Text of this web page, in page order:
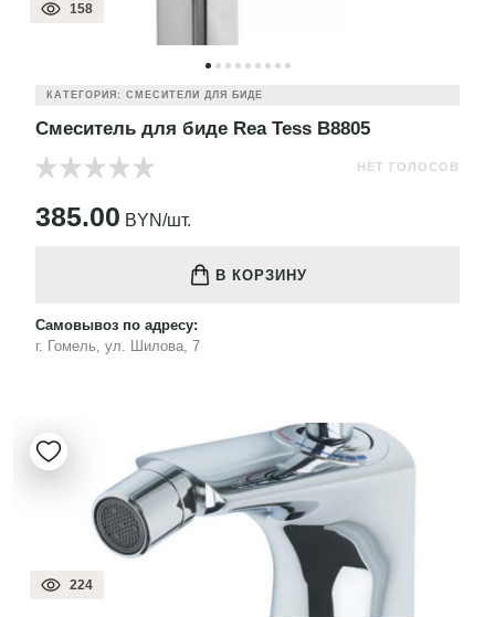
158
КАТЕГОРИЯ: СМЕСИТЕЛИ ДЛЯ БИДЕ
Смеситель для биде Rea Tess B8805
НЕТ ГОЛОСОВ
385.00 BYN/шт.
В КОРЗИНУ
Самовывоз по адресу:
г. Гомель, ул. Шилова, 7
224